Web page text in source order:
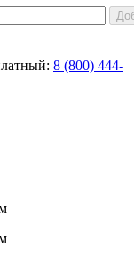
8 (800) 444-